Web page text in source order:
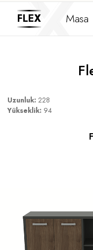
durağan ve değişmezlik
FLEX Masa
Uzunluk: 228
Yükseklik: 94